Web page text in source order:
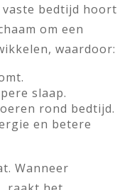
bedtijd hoort
om een
waardoor:
slaap.
rond bedtijd.
en betere
Wanneer